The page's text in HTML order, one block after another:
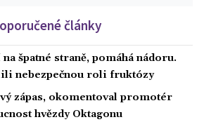
články
špatné straně, pomáhá nádoru.
nebezpečnou roli fruktózy
zápas, okomentoval promotér
hvězdy Oktagonu